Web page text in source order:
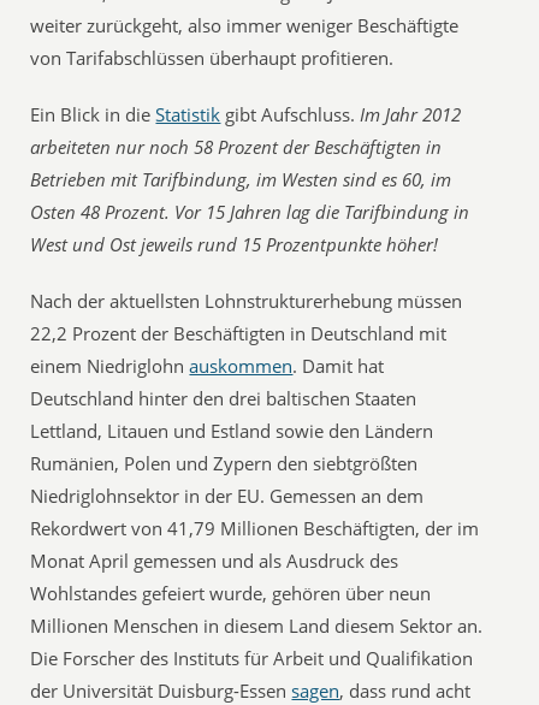
weiter zurückgeht, also immer weniger Beschäftigte
von Tarifabschlüssen überhaupt profitieren.
Ein Blick in dieStatistik gibt Aufschluss.Im Jahr 2012
arbeiteten nur noch 58 Prozent der Beschäftigten in
Betrieben mit Tarifbindung, im Westen sind es 60, im
Osten 48 Prozent. Vor 15 Jahren lag die Tarifbindung in
West und Ost jeweils rund 15 Prozentpunkte höher!
Nach der aktuellsten Lohnstrukturerhebung müssen
22,2 Prozent der Beschäftigten in Deutschland mit
einem Niedriglohnauskommen. Damit hat
Deutschland hinter den drei baltischen Staaten
Lettland, Litauen und Estland sowie den Ländern
Rumänien, Polen und Zypern den siebtgrößten
Niedriglohnsektor in der EU. Gemessen an dem
Rekordwert von 41,79 Millionen Beschäftigten, der im
Monat April gemessen und als Ausdruck des
Wohlstandes gefeiert wurde, gehören über neun
Millionen Menschen in diesem Land diesem Sektor an.
Die Forscher des Instituts für Arbeit und Qualifikation
der Universität Duisburg-Essensagen, dass rund acht